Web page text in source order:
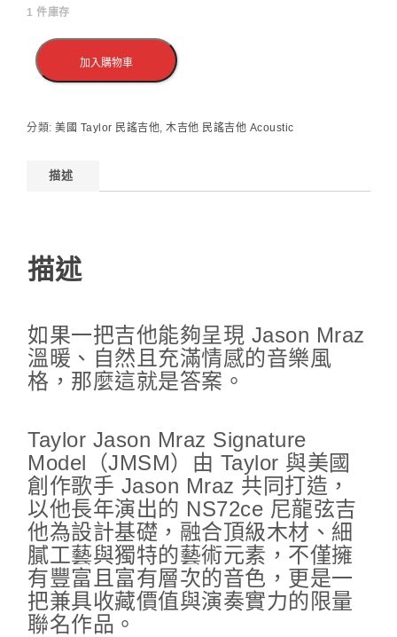
1 件庫存
加入購物車
分類: 美國 Taylor 民謠吉他, 木吉他 民謠吉他 Acoustic
描述
描述
如果一把吉他能夠呈現 Jason Mraz
溫暖、自然且充滿情感的音樂風
格，那麼這就是答案。
Taylor Jason Mraz Signature
Model（JMSM）由 Taylor 與美國
創作歌手 Jason Mraz 共同打造，
以他長年演出的 NS72ce 尼龍弦吉
他為設計基礎，融合頂級木材、細
膩工藝與獨特的藝術元素，不僅擁
有豐富且富有層次的音色，更是一
把兼具收藏價值與演奏實力的限量
聯名作品。